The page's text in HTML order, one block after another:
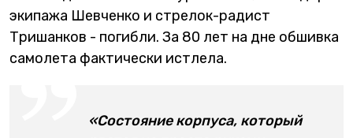
экипажа Шевченко и стрелок-радист
Тришанков - погибли. За 80 лет на дне обшивка
самолета фактически истлела.
«Состояние корпуса, который